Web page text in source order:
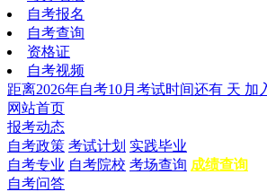
自考报名
自考查询
资格证
自考视频
距离2026年自考10月考试时间还有 天 加
网站首页
报考动态
自考政策 考试计划 实践毕业
自考专业 自考院校 考场查询 成绩查询
自考问答